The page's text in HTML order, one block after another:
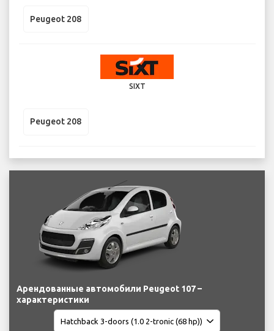
Peugeot 208
SIXT
Peugeot 208
Арендованные автомобили Peugeot 107 –
характеристики